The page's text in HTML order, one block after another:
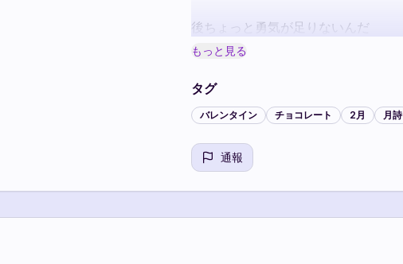
後ちょっと勇気が足りないんだ
今日だけは少し強めに魔法をかけて
もっと見る
タグ
バレンタイン チョコレート 2月 月詩
通報